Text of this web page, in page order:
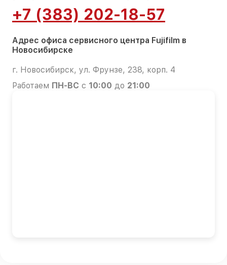
+7 (383) 202-18-57
Адрес офиса сервисного центра Fujifilm в
Новосибирске
г. Новосибирск, ул. Фрунзе, 238, корп. 4
Работаем ПН-ВС с 10:00 до 21:00